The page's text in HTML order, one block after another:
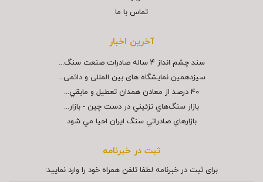
تماس با ما
آخرین اخبار
سند چشم انداز ۴ ساله صادرات صنعت سنگ...
سیزدهمین نمایشگاه های بین المللی و دائمی...
40 درصد از معادن همدان تعطيل و مابقي...
بازار سنگ‌هاي تزئيني در دست چين - بازار...
بازارهاي صادراتي سنگ ايران احيا مي شود
ثبت در خبرنامه
برای ثبت در خبرنامه لطفا تلفن همراه خود را وارد نمایید: